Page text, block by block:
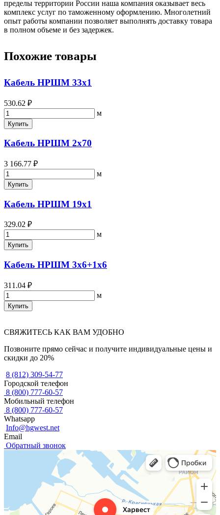
пределы территории России наша компания оказывает весь
комплекс услуг по таможенному оформлению. Многолетний
опыт работы компании позволяет выполнять доставку товара
в полном объеме и без задержек.
Похожие товары
Кабель НРШМ 33х1
530.62 ₽
м
Купить
Кабель НРШМ 2х70
3 166.77 ₽
м
Купить
Кабель НРШМ 19х1
329.02 ₽
м
Купить
Кабель НРШМ 3х6+1х6
311.04 ₽
м
Купить
СВЯЖИТЕСЬ КАК ВАМ УДОБНО
Позвоните прямо сейчас и получите индивидуальные цены и
скидки до 20%
8 (812) 309-54-77
Городской телефон
8 (800) 777-60-57
Мобильный телефон
8 (800) 777-60-57
Whatsapp
Info@hgwest.net
Email
Обратный звонок